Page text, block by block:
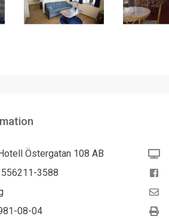
Östergatan 108 AB
3588
08-04